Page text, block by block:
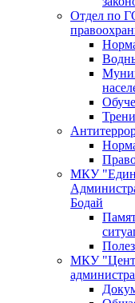
Отдел по
МКУ
Бодай
МКУ